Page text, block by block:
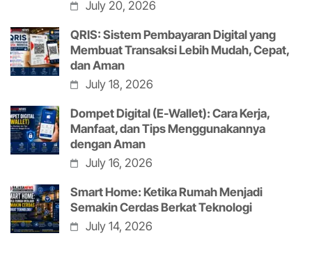
July 20, 2026
QRIS: Sistem Pembayaran Digital yang
Membuat Transaksi Lebih Mudah, Cepat,
dan Aman
July 18, 2026
Dompet Digital (E-Wallet): Cara Kerja,
Manfaat, dan Tips Menggunakannya
dengan Aman
July 16, 2026
Smart Home: Ketika Rumah Menjadi
Semakin Cerdas Berkat Teknologi
July 14, 2026